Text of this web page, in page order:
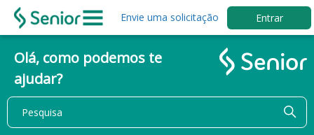
Envie uma solicitação Entrar
Olá, como podemos te
ajudar?